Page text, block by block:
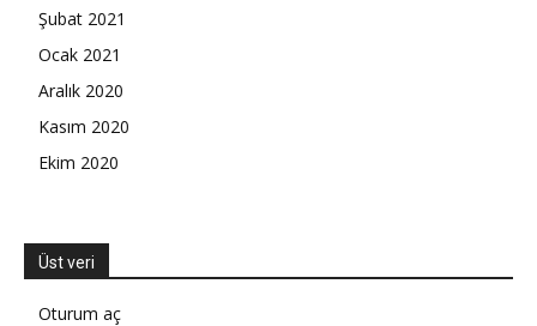
Şubat 2021
Ocak 2021
Aralık 2020
Kasım 2020
Ekim 2020
Üst veri
Oturum aç